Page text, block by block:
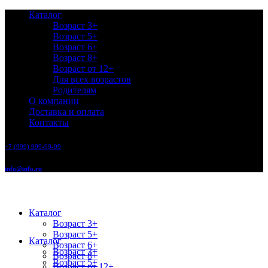
Каталог
Возраст 3+
Возраст 5+
Возраст 6+
Возраст 8+
Возраст от 12+
Для всех возрастов
Родителям
О компании
Доставка и оплата
Контакты
+7 (999) 999-99-99
info@info.ru
Каталог
Возраст 3+
Возраст 5+
Возраст 6+
Возраст 8+
Каталог
Возраст 3+
Возраст 5+